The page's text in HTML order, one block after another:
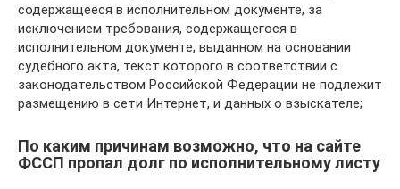
содержащееся в исполнительном документе, за
исключением требования, содержащегося в
исполнительном документе, выданном на основании
судебного акта, текст которого в соответствии с
законодательством Российской Федерации не подлежит
размещению в сети Интернет, и данных о взыскателе;
По каким причинам возможно, что на сайте
ФССП пропал долг по исполнительному листу